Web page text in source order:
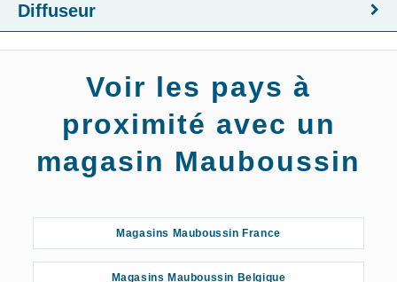
Diffuseur
Voir les pays à
proximité avec un
magasin Mauboussin
Magasins Mauboussin France
Magasins Mauboussin Belgique